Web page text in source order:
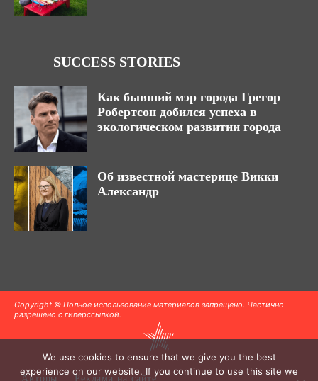
SUCCESS STORIES
Как бывший мэр города Грегор
Робертсон добился успеха в
экологическом развитии города
Об известной мастерице Викки
Александр
Copyright © Полное использование материалов запрещено. Частично
разрешено с гиперссылкой.
Авторы Реклама на сайте
We use cookies to ensure that we give you the best
experience on our website. If you continue to use this site we